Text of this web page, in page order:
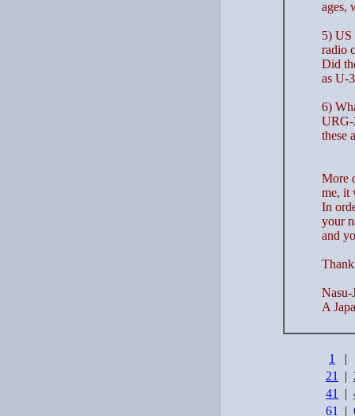
ages,
5) US
radio
Did
as U-
6)
URG-
these
More
me, it
In
your
and
Nasu-
A
1
|
21
|
41
|
61
|